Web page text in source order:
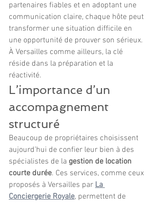
partenaires fiables et en adoptant une
communication claire, chaque hôte peut
transformer une situation difficile en
une opportunité de prouver son sérieux.
À Versailles comme ailleurs, la clé
réside dans la préparation et la
réactivité.
L’importance d’un
accompagnement
structuré
Beaucoup de propriétaires choisissent
aujourd’hui de confier leur bien à des
spécialistes de la gestion de location
courte durée. Ces services, comme ceux
proposés à Versailles par La
Conciergerie Royale, permettent de